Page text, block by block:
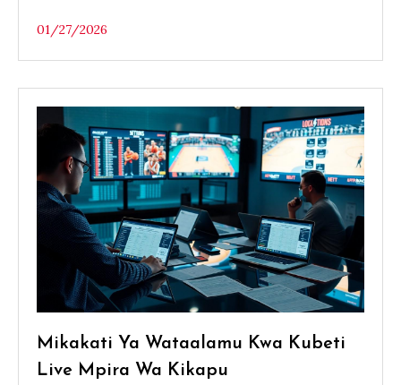
01/27/2026
Mikakati Ya Wataalamu Kwa Kubeti
Live Mpira Wa Kikapu